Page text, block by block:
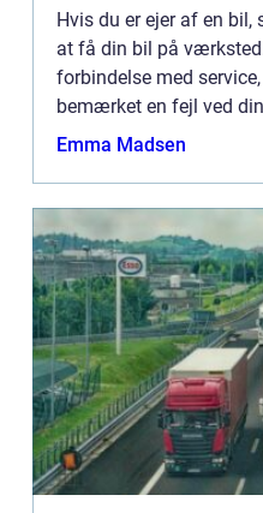
Hvis du er ejer af en bil,
at få din bil på
forbindelse med
bemærket en fejl ved
godt udvikle problemer
Emma Madsen